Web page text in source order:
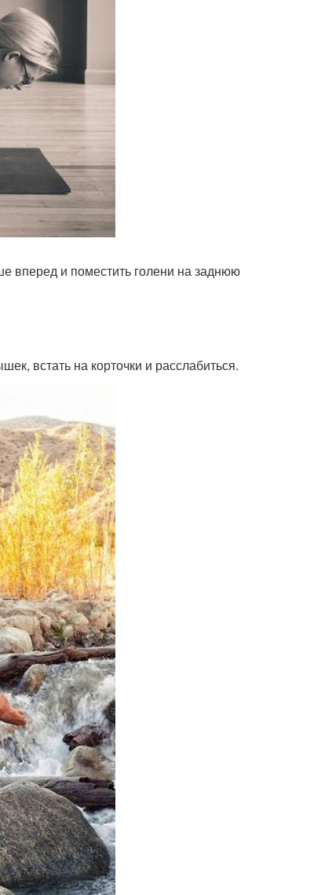
вперед и поместить голени на заднюю
встать на корточки и расслабиться.